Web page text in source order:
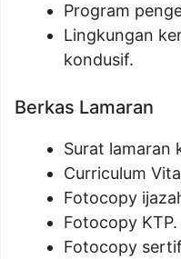
Program
Lingkungan
kondusif.
Berkas Lamaran
Surat lamaran
Curriculum
Fotocopy
Fotocopy KTP.
Fotocopy